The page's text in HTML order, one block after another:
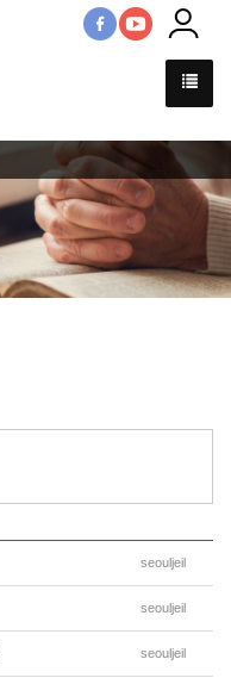
seouljeil
seouljeil
seouljeil